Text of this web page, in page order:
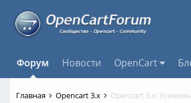
Форум Новости OpenCart
Главная Opencart 3.x Opencart 3.x: